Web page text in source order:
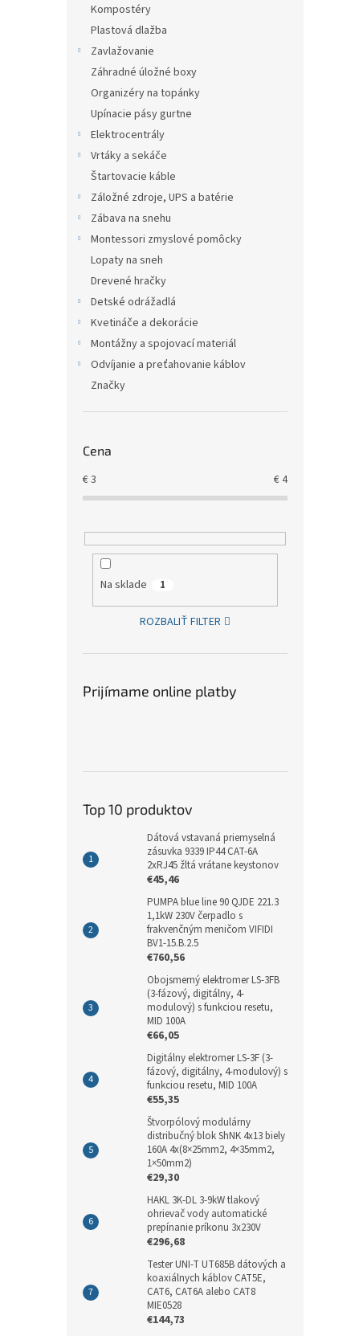
Kompostéry
Plastová dlažba
Zavlažovanie
Záhradné úložné boxy
Organizéry na topánky
Upínacie pásy gurtne
Elektrocentrály
Vrtáky a sekáče
Štartovacie káble
Záložné zdroje, UPS a batérie
Zábava na snehu
Montessori zmyslové pomôcky
Lopaty na sneh
Drevené hračky
Detské odrážadlá
Kvetináče a dekorácie
Montážny a spojovací materiál
Odvíjanie a preťahovanie káblov
Značky
Cena
€3 €4
Na sklade 1
ROZBALIŤ FILTER
Prijímame online platby
Top 10 produktov
Dátová vstavaná priemyselná
zásuvka 9339 IP44 CAT-6A
2xRJ45 žltá vrátane keystonov
€45,46
PUMPA blue line 90 QJDE 221.3
1,1kW 230V čerpadlo s
frakvenčným meničom VIFIDI
BV1-15.B.2.5
€760,56
Obojsmerný elektromer LS-3FB
(3-fázový, digitálny, 4-
modulový) s funkciou resetu,
MID 100A
€66,05
Digitálny elektromer LS-3F (3-
fázový, digitálny, 4-modulový) s
funkciou resetu, MID 100A
€55,35
Štvorpólový modulárny
distribučný blok ShNK 4x13 biely
160A 4x(8×25mm2, 4×35mm2,
1×50mm2)
€29,30
HAKL 3K-DL 3-9kW tlakový
ohrievač vody automatické
prepínanie príkonu 3x230V
€296,68
Tester UNI-T UT685B dátových a
koaxiálnych káblov CAT5E,
CAT6, CAT6A alebo CAT8
MIE0528
€144,73